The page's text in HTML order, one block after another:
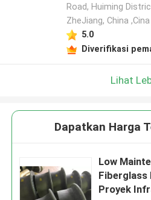
Road, Huiming
ZheJiang, China ,Cina
5.0
Diverifikasi
Lihat
Dapatkan Harga
Low
Fiberglass
Proyek